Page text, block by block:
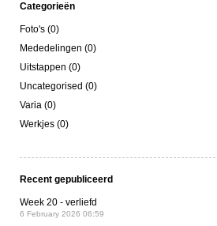
Categorieën
Foto's (0)
Mededelingen (0)
Uitstappen (0)
Uncategorised (0)
Varia (0)
Werkjes (0)
Recent gepubliceerd
Week 20 - verliefd
6 February 2026 06:59